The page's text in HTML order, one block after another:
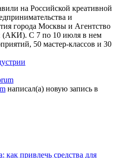
на Российской креативной
и
города Москвы и Агентство
(АКИ). С 7 по 10 июля в нем
50 мастер-классов и 30
написал(а) новую запись в
как привлечь средства для